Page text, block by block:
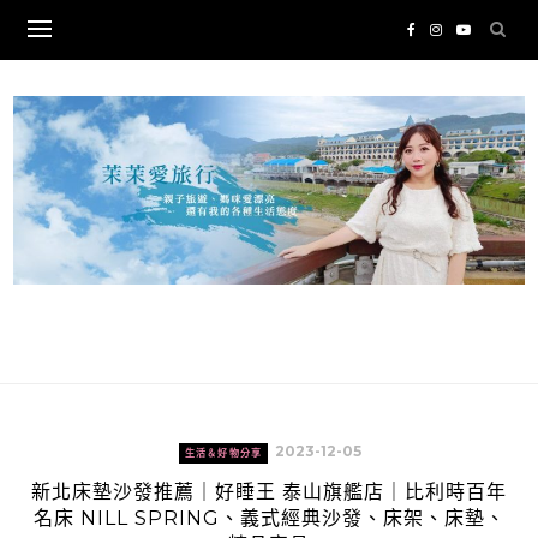
content
生活＆好物分享 2023-12-05
新北床墊沙發推薦｜好睡王 泰山旗艦店｜比利時百年
名床 NILL SPRING、義式經典沙發、床架、床墊、